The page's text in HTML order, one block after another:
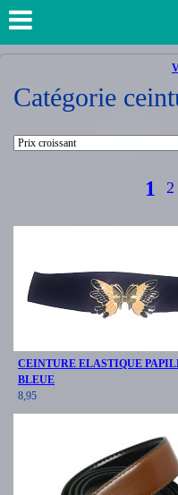
Catégorie
1 2
CEINTURE ELASTIQUE
BLEUE
8,95